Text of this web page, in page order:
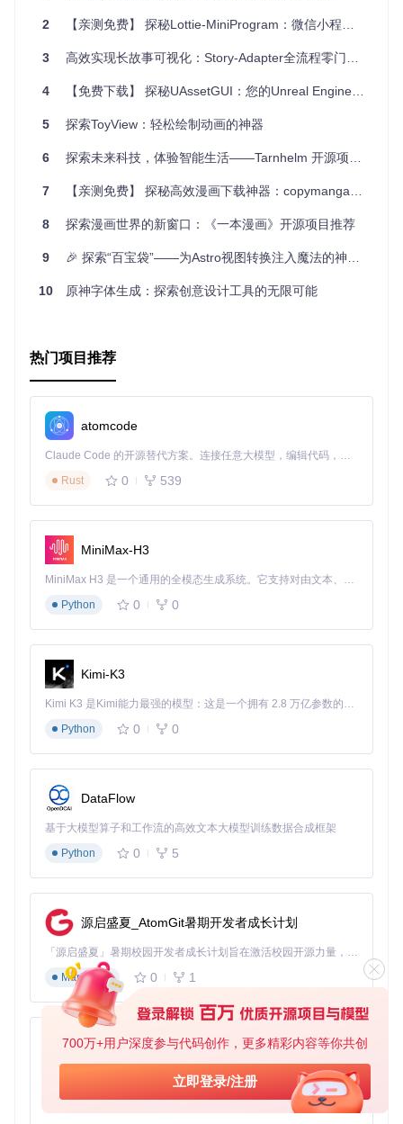
700万+用户深度参与代码创作，更多精彩内容等你共创
立即登录/注册
演示链接，亲自体验这些灵动的动画。
总结来说，LoadingIndicator不仅是一款工具，更是提高
人士，都能轻松地将其整合进自己的 Flutter 项目中，打造出
更具魅力的应用程序。赶快试试看，让您的加载界面从此与众
不同吧！
2 【亲测免费】 探秘Lottie-MiniProgram：微信小程序中的动画神器
3 高效实现长故事可视化：Story-Adapter全流程零门槛上手指南
4 【免费下载】 探秘UAssetGUI：您的Unreal Engine资产神器
5 探索ToyView：轻松绘制动画的神器
6 探索未来科技，体验智能生活——Tarnhelm 开源项目简介
7 【亲测免费】 探秘高效漫画下载神器：copymanga-downloader
8 探索漫画世界的新窗口：《一本漫画》开源项目推荐
9 🎉 探索“百宝袋”——为Astro视图转换注入魔法的神器✨
10 原神字体生成：探索创意设计工具的无限可能
热门项目推荐
atomcode
Claude Code 的开源替代方案。连接任意大模型，编辑代码，运行命令，自动验证 — 全自动执行。用 Rust 构建，极致性能。 ｜ An open-source alternative to Claude Code. Connect any LLM, edit code, run commands, and verify changes — autonomously. Built in Rust for speed. Get Started
Rust
0 539
MiniMax-H3
MiniMax H3 是一个通用的全模态生成系统。它支持对由文本、图像、视频和音频组成的多模态上下文进行统一理解，并能生成分辨率高达 2K、时长可达 15 秒的带原生立体声音频的视频。得益于面向任务泛化的系统设计，H3 在预训练阶段就已具备广泛的多模态上下文理解与生成能力，能够出色地执行复杂的多模态指令。
Python
0 0
Kimi-K3
Kimi K3 是Kimi能力最强的模型：这是一个拥有 2.8 万亿参数的混合专家（MoE）模型，具备原生视觉理解能力，并支持 100 万 token 的上下文窗口。
Python
0 0
DataFlow
基于大模型算子和工作流的高效文本大模型训练数据合成框架
Python
0 5
源启盛夏_AtomGit暑期开发者成长计划
「源启盛夏」暑期校园开发者成长计划旨在激活校园开源力量，通过积分激励、认证扶持、资源倾斜等形式，引导高校组织和开发者完成「入驻 — 建项目 — 做贡献 — 获认证 — 得资源」的完整闭环。无论你是想带领社团入驻平台的组织者，还是希望用代码贡献证明自己的开发者，都能在这里找到属于你的成长路径。
Markdown
0 1
py-xiaozhi
基于Python的Xiaozhi AI，适用于想要完整Xiaozhi体验而无需拥有专用硬件的用户。
Python
0 1